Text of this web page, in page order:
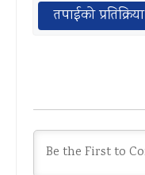
तपाईको प्रतिक्रिया